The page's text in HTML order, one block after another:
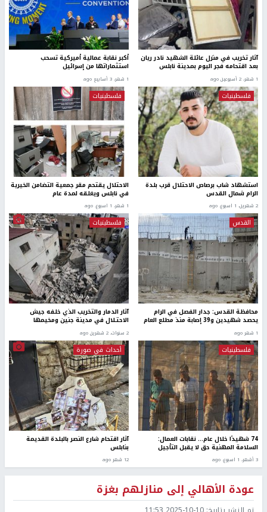
آثار تخريب في منزل عائلة الشهيد نادر ريان
بعد اقتحامه فجر اليوم بمدينة نابلس
1 شهر، 2 أسبوعين ago
أكبر نقابة عمالية أميركية تسحب
استثماراتها من إسرائيل
1 شهر، 3 أسابيع ago
فلسطينيات
استشهاد شاب برصاص الاحتلال قرب بلدة
الرام شمال القدس
2 شهرين، 1 اسبوع. ago
فلسطينيات
الاحتلال يقتحم مقر جمعية التضامن الخيرية
في نابلس ويغلقه لمدة عام
1 شهر، 1 اسبوع. ago
القدس
محافظة القدس: جدار الفصل في الرام
يحصد شهيدين و39 إصابة منذ مطلع العام
1 شهر ago
فلسطينيات
آثار الدمار والتخريب الذي خلفه جيش
الاحتــلال في مدينة جنين ومخيمها
2 سنوات، 2 شهرين ago
فلسطينيات
74 شهيدًا خلال عام… نقابات العمال:
السلامة المهنية حق لا يقبل التأجيل
3 أشهر، 1 اسبوع. ago
أحداث في صورة
آثار اقتحام شارع النصر بالبلدة القديمة
بنابلس
12 شهر ago
عودة الأهالي إلى منازلهم بغزة